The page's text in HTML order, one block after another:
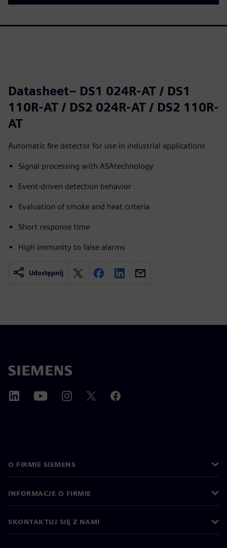
Datasheet– DS1 024R-AT / DS1
110R-AT / DS2 024R-AT / DS2 110R-
AT
Automatic fire detector for use in industrial applications
Signal processing with ASAtechnology
Event-driven detection behavior
Evaluation of smoke and heat criteria
Short response time
High immunity to false alarms
Udostępnij
O FIRMIE SIEMENS
INFORMACJE O FIRMIE
SKONTAKTUJ SIĘ Z NAMI